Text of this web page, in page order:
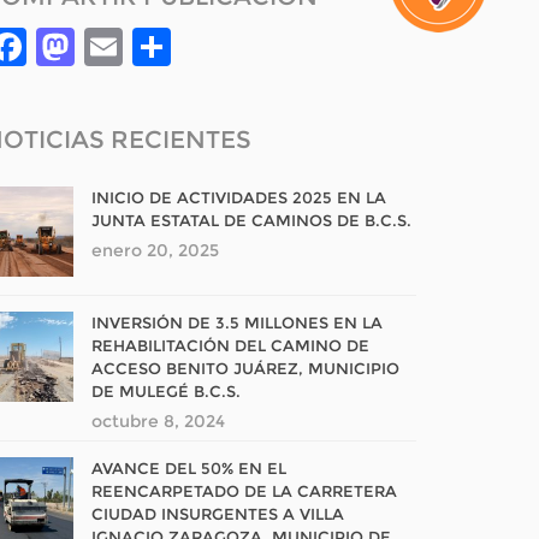
Facebook
Mastodon
Email
RECIENTES
INICIO DE ACTIVIDADES 2025 EN LA
JUNTA ESTATAL DE CAMINOS DE B.C.S.
enero 20, 2025
INVERSIÓN DE 3.5 MILLONES EN LA
REHABILITACIÓN DEL CAMINO DE
ACCESO BENITO JUÁREZ, MUNICIPIO
DE MULEGÉ B.C.S.
octubre 8, 2024
AVANCE DEL 50% EN EL
REENCARPETADO DE LA CARRETERA
CIUDAD INSURGENTES A VILLA